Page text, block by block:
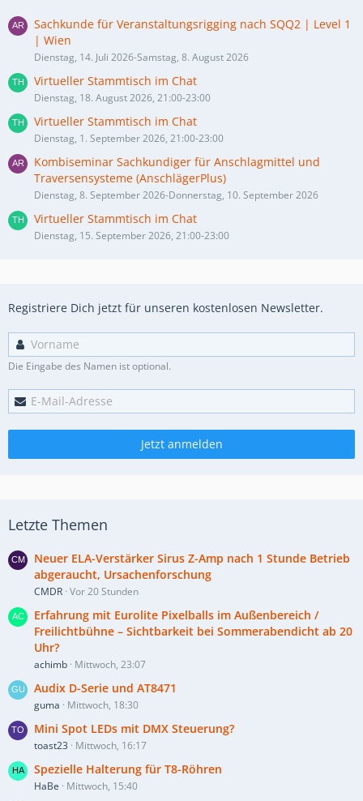
Sachkunde für Veranstaltungsrigging nach SQQ2 | Level 1
| Wien
Dienstag, 14. Juli 2026-Samstag, 8. August 2026
Virtueller Stammtisch im Chat
Dienstag, 18. August 2026, 21:00-23:00
Virtueller Stammtisch im Chat
Dienstag, 1. September 2026, 21:00-23:00
Kombiseminar Sachkundiger für Anschlagmittel und
Traversensysteme (AnschlägerPlus)
Dienstag, 8. September 2026-Donnerstag, 10. September 2026
Virtueller Stammtisch im Chat
Dienstag, 15. September 2026, 21:00-23:00
Registriere Dich jetzt für unseren kostenlosen Newsletter.
Die Eingabe des Namen ist optional.
Jetzt anmelden
Letzte Themen
Neuer ELA-Verstärker Sirus Z-Amp nach 1 Stunde Betrieb
abgeraucht, Ursachenforschung
CMDR Vor 20 Stunden
Erfahrung mit Eurolite Pixelballs im Außenbereich /
Freilichtbühne – Sichtbarkeit bei Sommerabendicht ab 20
Uhr?
achimb Mittwoch, 23:07
Audix D-Serie und AT8471
guma Mittwoch, 18:30
Mini Spot LEDs mit DMX Steuerung?
toast23 Mittwoch, 16:17
Spezielle Halterung für T8-Röhren
HaBe Mittwoch, 15:40